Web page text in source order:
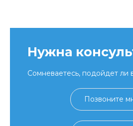
Нужна
Сомневаетесь, подойдет ли
Позвоните